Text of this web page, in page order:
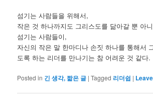
섬기는 사람들을 위해서,
작은 것 하나까지도 그리스도를 닮아갈 뿐 아
섬기는 사람들이,
자신의 작은 말 한마디나 손짓 하나를 통해서
도록 하는 리더를 만나기는 참 어려운 것 같다.
Posted in 긴 생각, 짧은 글 |Tagged 리더쉽 |